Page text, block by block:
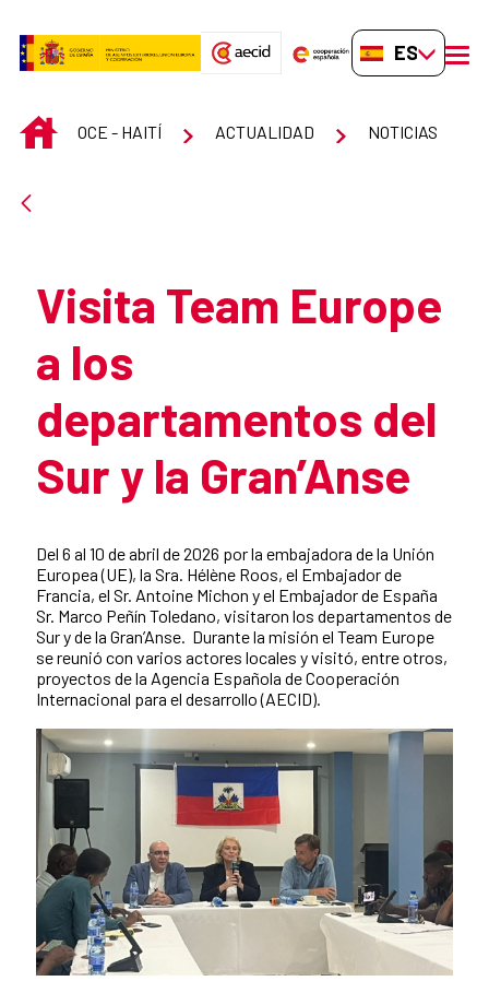
ES-ES
INICIOOCE - HAITÍ ACTUALIDAD NOTICIAS
Visita Team Europe
a los
departamentos del
Sur y la Gran’Anse
Del 6 al 10 de abril de 2026 por la embajadora de la Unión
Europea (UE), la Sra. Hélène Roos, el Embajador de
Francia, el Sr. Antoine Michon y el Embajador de España
Sr. Marco Peñín Toledano, visitaron los departamentos de
Sur y de la Gran’Anse. Durante la misión el Team Europe
se reunió con varios actores locales y visitó, entre otros,
proyectos de la Agencia Española de Cooperación
Internacional para el desarrollo (AECID).